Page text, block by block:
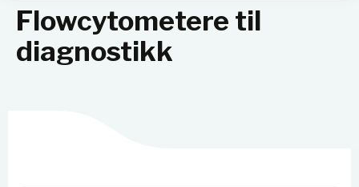
Flowcytometere til
diagnostikk